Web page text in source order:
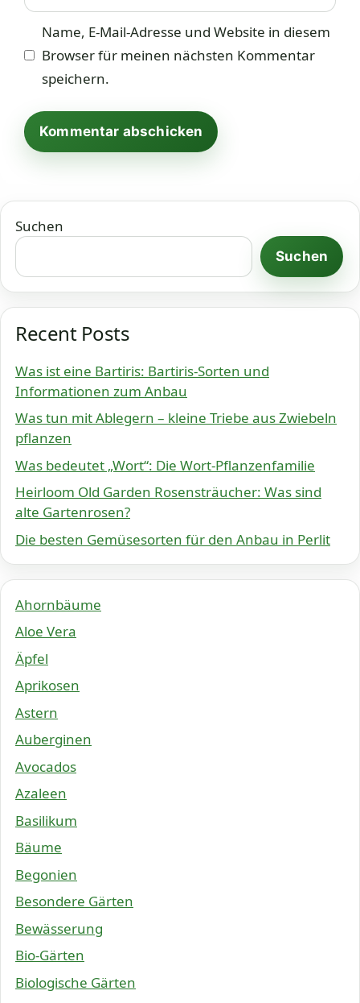
Name, E-Mail-Adresse und Website in diesem
Browser für meinen nächsten Kommentar
speichern.
Suchen
Suchen
Recent Posts
Was ist eine Bartiris: Bartiris-Sorten und
Informationen zum Anbau
Was tun mit Ablegern – kleine Triebe aus Zwiebeln
pflanzen
Was bedeutet „Wort“: Die Wort-Pflanzenfamilie
Heirloom Old Garden Rosensträucher: Was sind
alte Gartenrosen?
Die besten Gemüsesorten für den Anbau in Perlit
Ahornbäume
Aloe Vera
Äpfel
Aprikosen
Astern
Auberginen
Avocados
Azaleen
Basilikum
Bäume
Begonien
Besondere Gärten
Bewässerung
Bio-Gärten
Biologische Gärten